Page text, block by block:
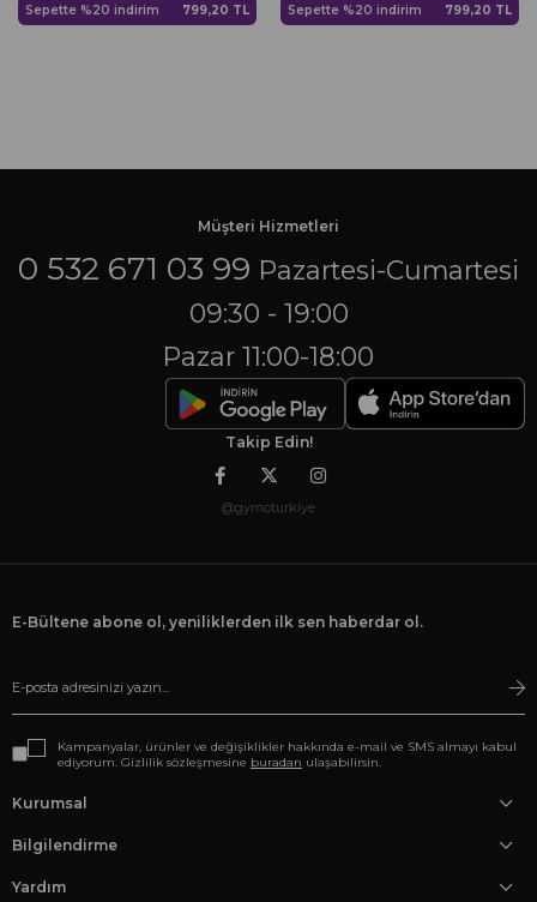
Sepette %20 indirim 799,20 TL Sepette %20 indirim 799,20 TL
Müşteri Hizmetleri
0 532 671 03 99 Pazartesi-Cumartesi
09:30 - 19:00
Pazar 11:00-18:00
Takip Edin!
@gymoturkiye
E-Bültene abone ol, yeniliklerden ilk sen haberdar ol.
Kampanyalar, ürünler ve değişiklikler hakkında e-mail ve SMS almayı kabul
ediyorum. Gizlilik sözleşmesine buradan ulaşabilirsin.
Kurumsal
Bilgilendirme
Yardım